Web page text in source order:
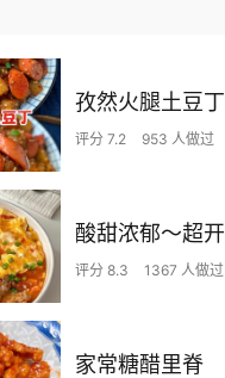
孜然火腿土豆丁
评分 7.2 953 人做过
评分 8.3 1367 人做过
家常糖醋里脊